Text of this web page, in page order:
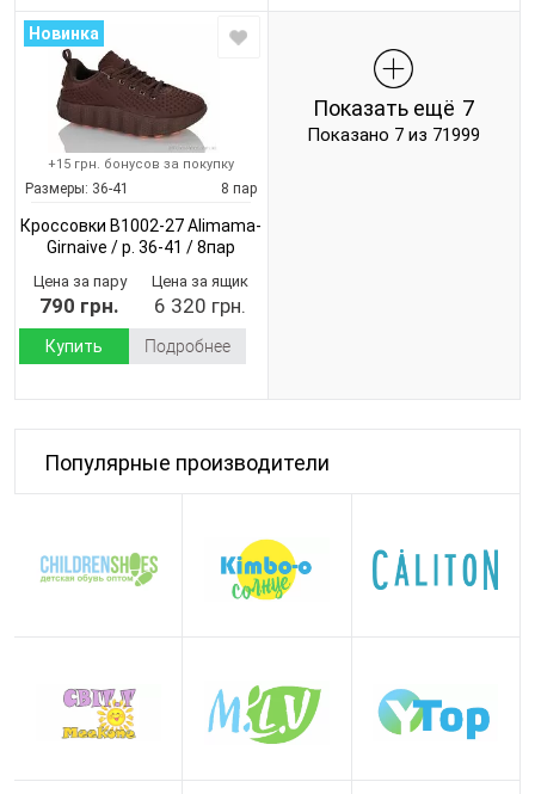
Новинка
+15 грн. бонусов за покупку
Размеры: 36-41 8 пар
Кроссовки B1002-27 Alimama-
Girnaive / p. 36-41 / 8пар
Цена за пару
790 грн.
Цена за ящик
6 320 грн.
Купить Подробнее
Показать ещё 7
Показано 7 из 71999
Популярные производители